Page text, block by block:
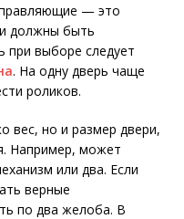
— это
должны быть
при выборе следует
. На одну дверь чаще
роликов.
вес, но и размер двери,
Например, может
или два. Если
верные
по два желоба. В